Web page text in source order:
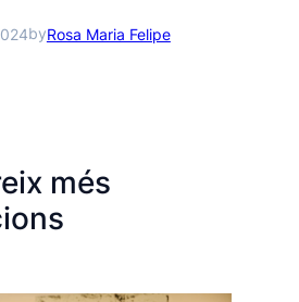
byRosa Maria Felipe
més